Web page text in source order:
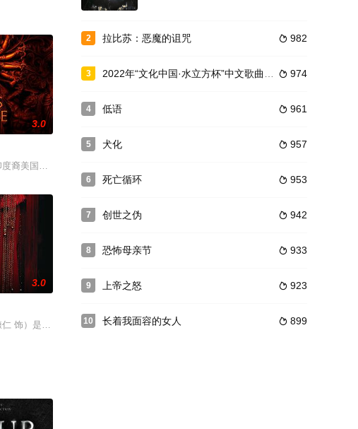
3.0
裔美国少女珊米妲（梅根·苏丽 Megan Suri 饰），渴望融入美国自由的高中生活，拒
击，两个特种部队警察和一个交通记
心動魄。知名恐怖片演員揚言退休，軟硬兼施才被說服到汽車露天戲院見
3.0
饰）是某电视台的制作人，他事业顺风顺水，生活中又有美丽如花的未婚妻（谢欣颖
2  982
拉比苏：恶魔的诅咒
3  974
2022年“文化中国·水立方杯”中文歌曲大赛全球总决赛
4  961
低语
5  957
犬化
6  953
死亡循环
7  942
创世之伪
8  933
恐怖母亲节
9  923
上帝之怒
10  899
长着我面容的女人